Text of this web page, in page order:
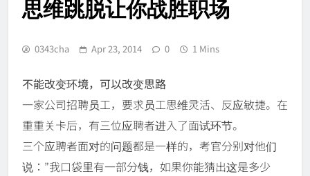
思维跳脱让你战胜职场
0343cha Apr 23, 2014 0 1 Mins
不能改变环境，可以改变思路
一家公司招聘员工，要求员工思维灵活、反应敏捷。在
重重关卡后，有三位应聘者进入了面试环节。
三个应聘者面对的问题都是一样的，考官分别对他们
说：”我口袋里有一部分钱，如果你能猜出这是多少